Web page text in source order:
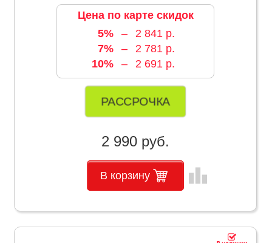
Цена по карте скидок
5%
–
2 841 р.
7%
–
2 781 р.
10%
– 2 691 р.
РАССРОЧКА
2 990 руб.
В корзину leaderboard